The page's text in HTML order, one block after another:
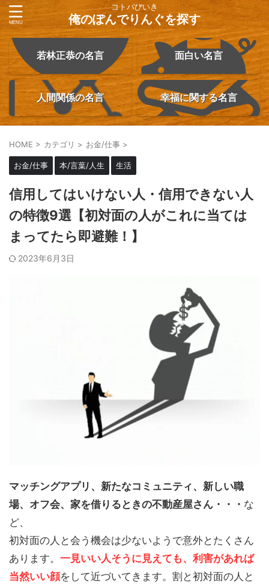
コトバびいき
俺のぽんでりんぐを探す
若林正恭の名言 面白い名言
人間関係の名言 幸福に関する名言
HOME > カテゴリ > お金/仕事 >
お金/仕事 本/言葉/人生 生活
信用してはいけない人・信用できない人
の特徴9選【初対面の人がこれに当ては
まってたら即避難！】
2023年6月3日
マッチングアプリ、新たなコミュニティ、新しい職
場、オフ会、家を借りるときの不動産屋さん・・・ な
ど、
初対面の人と会う機会は少ないようで意外とたくさん
あります。 一見いい人そうに見えても、利害があれば
当然いい顔をして近づいてきます。割と初対面の人と